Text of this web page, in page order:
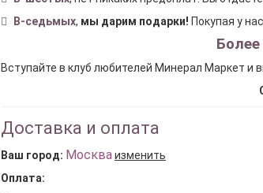
В-седьмых, мы дарим подарки! Покупая у
Вступайте в клуб любителей Минерал Маркет и
Доставка и оплата
Ваш город: Москваизменить
Оплата: